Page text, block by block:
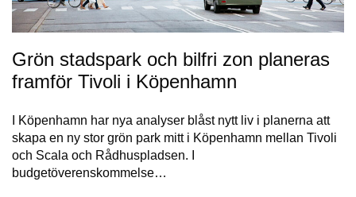
Grön stadspark och bilfri zon planeras
framför Tivoli i Köpenhamn
I Köpenhamn har nya analyser blåst nytt liv i planerna att
skapa en ny stor grön park mitt i Köpenhamn mellan Tivoli
och Scala och Rådhuspladsen. I
budgetöverenskommelse…